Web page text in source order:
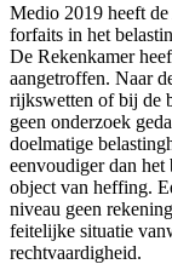
Medio 2019 heeft
forfaits in het
De Rekenkamer
aangetroffen. Naar
rijkswetten of bij de
geen onderzoek
doelmatige
eenvoudiger dan
object van heffing.
niveau geen
feitelijke situatie
rechtvaardigheid.